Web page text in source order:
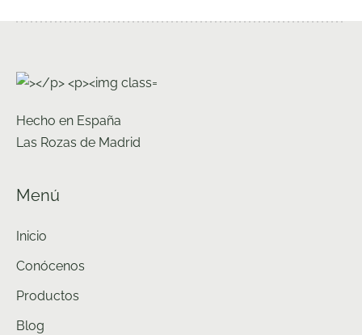
opciones
pueden
en
la
de
Hecho en España
Las Rozas de Madrid
Menú
Inicio
Conócenos
Productos
Blog